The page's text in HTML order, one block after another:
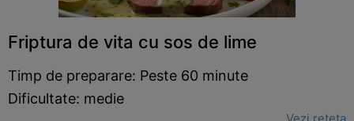
Friptura de vita cu sos de lime
Timp de preparare: Peste 60 minute
Dificultate: medie